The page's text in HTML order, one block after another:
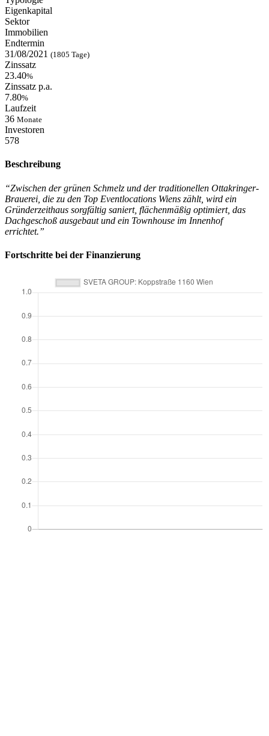
Eigenkapital
Sektor
Immobilien
Endtermin
31/08/2021 (1805 Tage)
Zinssatz
23.40%
Zinssatz p.a.
7.80%
Laufzeit
36 Monate
Investoren
578
Beschreibung
“Zwischen der grünen Schmelz und der traditionellen Ottakringer-
Brauerei, die zu den Top Eventlocations Wiens zählt, wird ein
Gründerzeithaus sorgfältig saniert, flächenmäßig optimiert, das
Dachgeschoß ausgebaut und ein Townhouse im Innenhof
errichtet.”
Fortschritte bei der Finanzierung